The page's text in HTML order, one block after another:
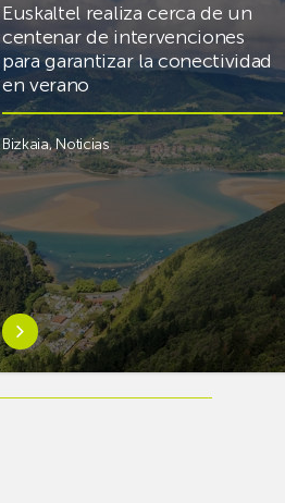
Euskaltel realiza cerca de un
centenar de intervenciones
para garantizar la conectividad
en verano
Bizkaia,Noticias
Saber
más
sobreEuskaltel
realiza